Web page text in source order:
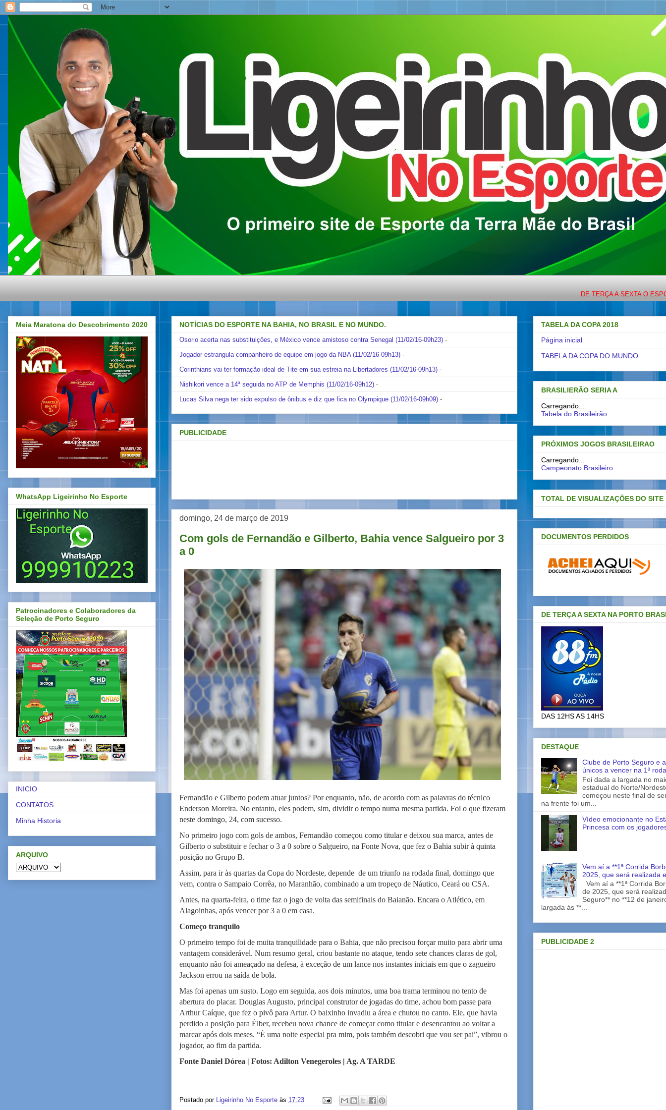
DE TERÇA A SEXTA O ESPORTE
NOTÍCIAS DO ESPORTE NA BAHIA, NO BRASIL E NO MUNDO.
Osorio acerta nas substituições, e México vence amistoso contra Senegal (11/02/16-09h23) -
Jogador estrangula companheiro de equipe em jogo da NBA (11/02/16-09h13) -
Corinthians vai ter formação ideal de Tite em sua estreia na Libertadores (11/02/16-09h13) -
Nishikori vence a 14ª seguida no ATP de Memphis (11/02/16-09h12) -
Lucas Silva nega ter sido expulso de ônibus e diz que fica no Olympique (11/02/16-09h09) -
PUBLICIDADE
domingo, 24 de março de 2019
Com gols de Fernandão e Gilberto, Bahia vence Salgueiro por 3
a 0
Fernandão e Gilberto podem atuar juntos? Por enquanto, não, de acordo com as palavras do técnico
Enderson Moreira. No entanto, eles podem, sim, dividir o tempo numa mesma partida. Foi o que fizeram
neste domingo, 24, com sucesso.
No primeiro jogo com gols de ambos, Fernandão começou como titular e deixou sua marca, antes de
Gilberto o substituir e fechar o 3 a 0 sobre o Salgueiro, na Fonte Nova, que fez o Bahia subir à quinta
posição no Grupo B.
Assim, para ir às quartas da Copa do Nordeste, depende de um triunfo na rodada final, domingo que
vem, contra o Sampaio Corrêa, no Maranhão, combinado a um tropeço de Náutico, Ceará ou CSA.
Antes, na quarta-feira, o time faz o jogo de volta das semifinais do Baianão. Encara o Atlético, em
Alagoinhas, após vencer por 3 a 0 em casa.
Começo tranquilo
O primeiro tempo foi de muita tranquilidade para o Bahia, que não precisou forçar muito para abrir uma
vantagem considerável. Num resumo geral, criou bastante no ataque, tendo sete chances claras de gol,
enquanto não foi ameaçado na defesa, à exceção de um lance nos instantes iniciais em que o zagueiro
Jackson errou na saída de bola.
Mas foi apenas um susto. Logo em seguida, aos dois minutos, uma boa trama terminou no tento de
abertura do placar. Douglas Augusto, principal construtor de jogadas do time, achou bom passe para
Arthur Caíque, que fez o pivô para Artur. O baixinho invadiu a área e chutou no canto. Ele, que havia
perdido a posição para Élber, recebeu nova chance de começar como titular e desencantou ao voltar a
marcar após dois meses. “É uma noite especial pra mim, pois também descobri que vou ser pai”, vibrou o
jogador, ao fim da partida.
Fonte Daniel Dórea | Fotos: Adilton Venegeroles | Ag. A TARDE
Postado por Ligeirinho No Esporte às 17:23
Meia Maratona do Descobrimento 2020
WhatsApp Ligeirinho No Esporte
Patrocinadores e Colaboradores da
Seleção de Porto Seguro
INICIO
CONTATOS
Minha Historia
ARQUIVO
TABELA DA COPA 2018
Página inicial
TABELA DA COPA DO MUNDO
BRASILIERÃO SERIA A
Carregando...
Tabela do Brasileirão
PRÓXIMOS JOGOS BRASILEIRAO
Carregando...
Campeonato Brasileiro
TOTAL DE VISUALIZAÇÕES DO SITE
DOCUMENTOS PERDIDOS
DE TERÇA A SEXTA NA PORTO
DAS 12HS AS 14HS
DESTAQUE
Clube de Porto Seguro e
únicos a vencer na 1ª
Foi dada a largada no
estadual do Norte/
começou neste final de
na frente foi um...
Vídeo emocionante no
Princesa com os
Vem aí a **1ª Corrida
2025, que será realizada
Vem aí a **1ª Corrida
de 2025, que será
Seguro** no **12 de
largada às **...
PUBLICIDADE 2